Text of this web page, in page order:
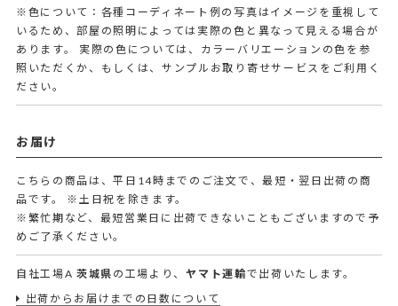
※色について：各種コーディネート例の写真はイメージを重視して
いるため、部屋の照明によっては実際の色と異なって見える場合が
あります。 実際の色については、カラーバリエーションの色を参
照いただくか、もしくは、サンプルお取り寄せサービスをご利用く
ださい。
お届け
こちらの商品は、平日14時までのご注文で、最短・翌日出荷の商
品です。
※土日祝を除きます。
※繁忙期など、最短営業日に出荷できないこともございますので予
めご了承ください。
自社工場A 茨城県 の工場より、ヤマト運輸で出荷いたします。
出荷からお届けまでの日数について